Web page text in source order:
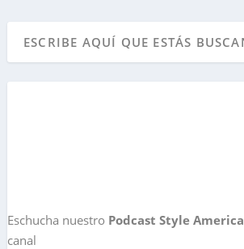
Eschucha nuestro Podcast Style America
canal